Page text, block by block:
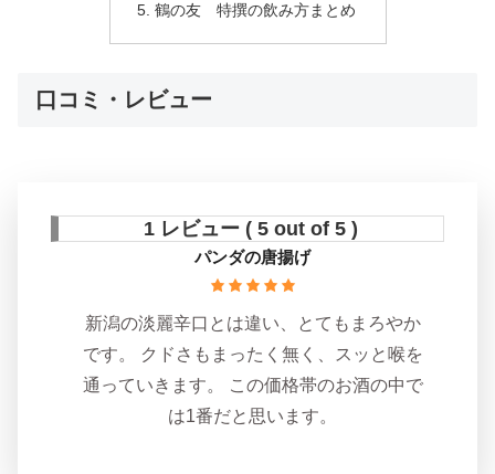
鶴の友 特撰の飲み方まとめ
口コミ・レビュー
1 レビュー ( 5 out of 5 )
パンダの唐揚げ
新潟の淡麗辛口とは違い、とてもまろやか
です。 クドさもまったく無く、スッと喉を
通っていきます。 この価格帯のお酒の中で
は1番だと思います。